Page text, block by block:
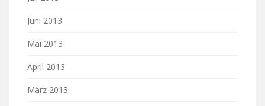
Juni 2013
Mai 2013
April 2013
März 2013